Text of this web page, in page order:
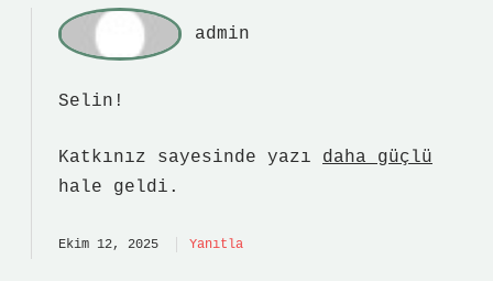
Selin!
Katkınız sayesinde yazı daha güçlü
hale geldi.
Ekim 12, 2025 Yanıtla